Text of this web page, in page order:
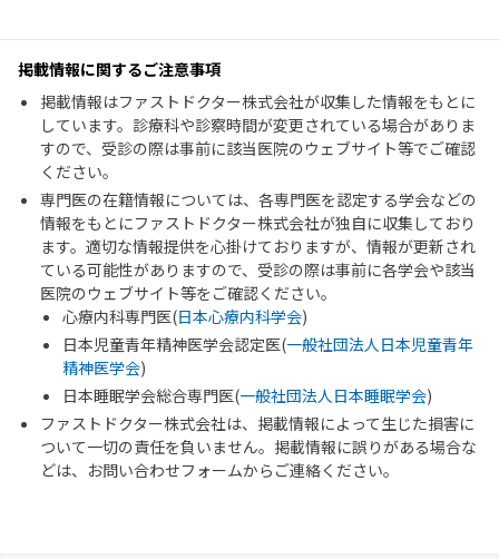
掲載情報に関するご注意事項
掲載情報はファストドクター株式会社が収集した情報をもとに
しています。診療科や診察時間が変更されている場合がありま
すので、受診の際は事前に該当医院のウェブサイト等でご確認
ください。
専門医の在籍情報については、各専門医を認定する学会などの
情報をもとにファストドクター株式会社が独自に収集しており
ます。適切な情報提供を心掛けておりますが、情報が更新され
ている可能性がありますので、受診の際は事前に各学会や該当
医院のウェブサイト等をご確認ください。
心療内科専門医(日本心療内科学会)
日本児童青年精神医学会認定医(一般社団法人日本児童青年
精神医学会)
日本睡眠学会総合専門医(一般社団法人日本睡眠学会)
ファストドクター株式会社は、掲載情報によって生じた損害に
ついて一切の責任を負いません。掲載情報に誤りがある場合な
どは、お問い合わせフォームからご連絡ください。